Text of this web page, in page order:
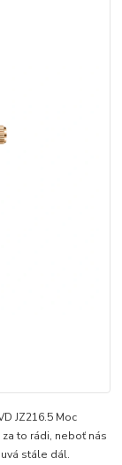
JZ216.5 Moc
to rádi, neboť nás
stále dál.